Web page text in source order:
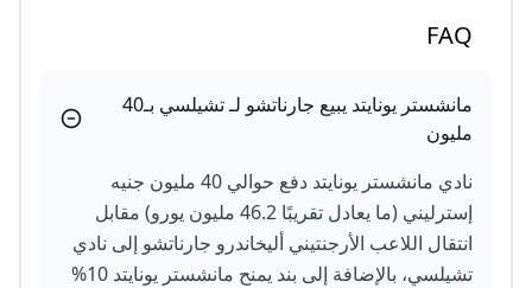
FAQ
مانشستر يونايتد يبيع جارناتشو لـ تشيلسي بـ40
مليون
نادي مانشستر يونايتد دفع حوالي 40 مليون جنيه
إسترليني (ما يعادل تقريبًا 46.2 مليون يورو) مقابل
انتقال اللاعب الأرجنتيني أليخاندرو جارناتشو إلى نادي
تشيلسي، بالإضافة إلى بند يمنح مانشستر يونايتد 10%